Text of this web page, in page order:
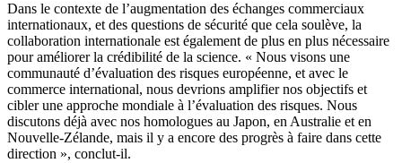
Dans le contexte de l’augmentation des échanges commerciaux
internationaux, et des questions de sécurité que cela soulève, la
collaboration internationale est également de plus en plus nécessaire
pour améliorer la crédibilité de la science. « Nous visons une
communauté d’évaluation des risques européenne, et avec le
commerce international, nous devrions amplifier nos objectifs et
cibler une approche mondiale à l’évaluation des risques. Nous
discutons déjà avec nos homologues au Japon, en Australie et en
Nouvelle-Zélande, mais il y a encore des progrès à faire dans cette
direction », conclut-il.